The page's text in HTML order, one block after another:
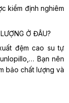
kiểm định nghiêm
Ở ĐÂU?
đệm cao su tự
Bạn nên
bảo chất lượng và